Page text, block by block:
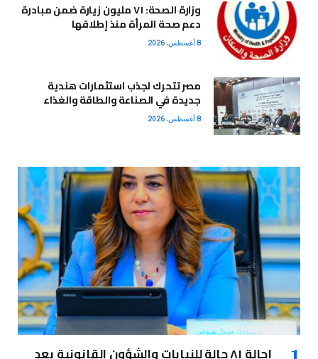
وزارة الصحة: ٧١ مليون زيارة ضمن مبادرة
دعم صحة المرأة منذ إطلاقها
8 أغسطس، 2026
مصر تتحرك لجذب استثمارات هندية
جديدة في الصناعة والطاقة والغذاء
8 أغسطس، 2026
إحالة ٨١ حالة للنيابات والشؤون القانونية بعد